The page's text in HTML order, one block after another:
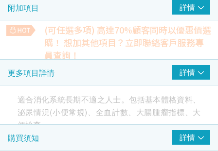
$100 AEON 禮券
癌胚抗原
基本項目
基本健康評估
血壓
體質指標
身高
脈搏率
詳細醫學問卷
體重
附加項目 詳情
(可任選多項) 高達70%顧客同時以優惠價選
購！ 想加其他項目？立即聯絡客戶服務專
員查詢！
盆腔超聲波
包括盆腔及膀胱
1,350.0
前列腺及膀胱超聲波(經腹部) - 男士
HK$1,350.0
更多項目詳情 詳情
適合消化系統長期不適之人士。包括基本體格資料、
泌尿情況(小便常規)、全血計數、大腸腫瘤指標、大
便檢查。
購買須知 詳情